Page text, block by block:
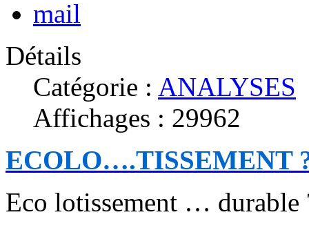
Détails
Catégorie : ANALYSES
Affichages : 29962
ECOLO….TISSEMENT
Eco lotissement … durable